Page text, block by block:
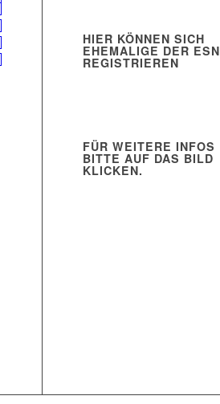
HIER KÖNNEN SICH
EHEMALIGE DER ESN
REGISTRIEREN
FÜR WEITERE INFOS
BITTE AUF DAS BILD
KLICKEN.